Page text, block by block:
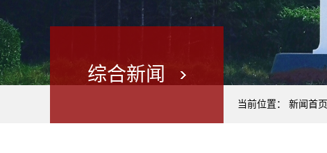
综合新闻
当前位置： 新闻首页